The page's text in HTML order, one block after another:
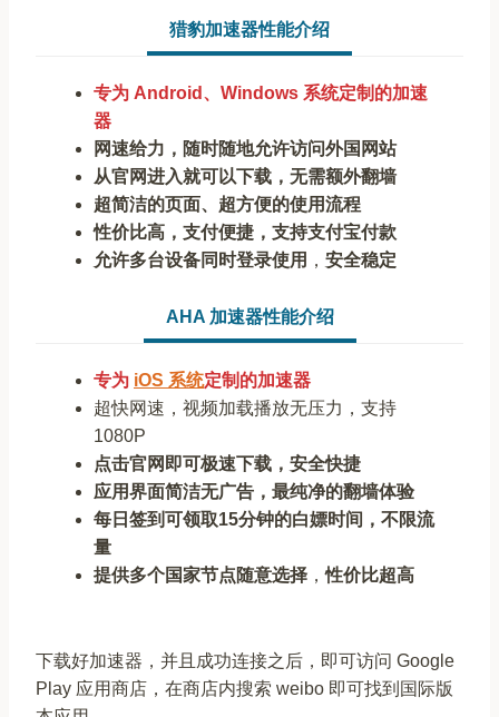
猎豹加速器性能介绍
专为 Android、Windows 系统定制的加速
器
网速给力，随时随地允许访问外国网站
从官网进入就可以下载，无需额外翻墙
超简洁的页面、超方便的使用流程
性价比高，支付便捷，支持支付宝付款
允许多台设备同时登录使用 ， 安全稳定
AHA 加速器性能介绍
专为 iOS 系统定制的加速器
超快网速，视频加载播放无压力，支持
1080P
点击官网即可极速下载，安全快捷
应用界面简洁无广告，最纯净的翻墙体验
每日签到可领取15分钟的白嫖时间，不限流
量
提供多个国家节点随意选择 ，性价比超高
下载好加速器，并且成功连接之后，即可访问 Google
Play 应用商店，在商店内搜索 weibo 即可找到国际版